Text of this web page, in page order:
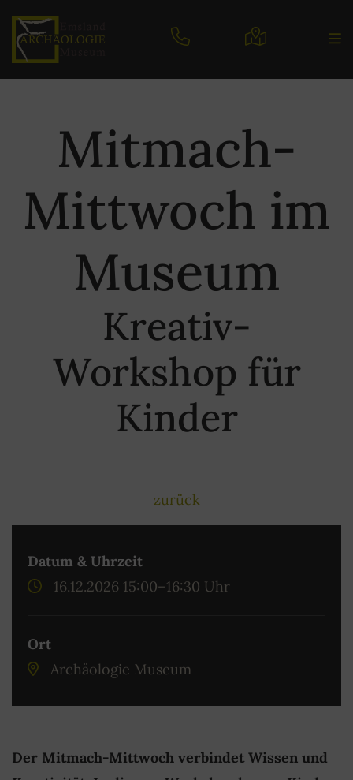
Mitmach-
Mittwoch im
Museum
Kreativ-
Workshop für
Kinder
zurück
Datum & Uhrzeit
16.12.2026 15:00–16:30 Uhr
Ort
Archäologie Museum
Der Mitmach-Mittwoch verbindet Wissen und